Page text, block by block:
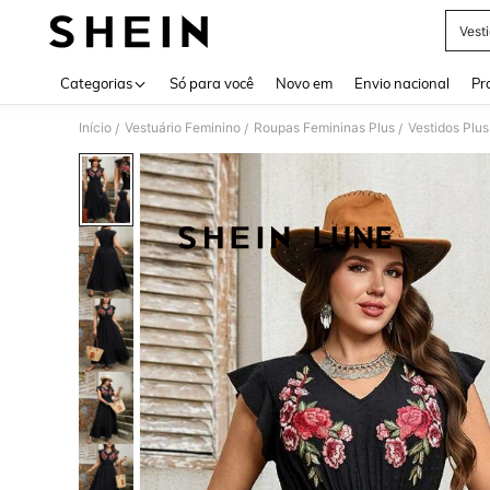
Categorias Só para você Novo em Envio nacional
Início / Vestuário Feminino / Roupas Femininas Plus / Vestidos